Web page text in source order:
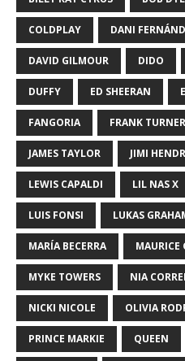
COLDPLAY DANI
DAVID GILMOUR DIDO
DUFFY ED SHEERAN
FANGORIA FRANK TURNER
JAMES TAYLOR JIMI
LEWIS CAPALDI LIL NAS X
LUIS FONSI LUKAS
MARÍA BECERRA MAURICE
MYKE TOWERS NIA
NICKI NICOLE OLIVIA
PRINCE MARKIE QUEEN